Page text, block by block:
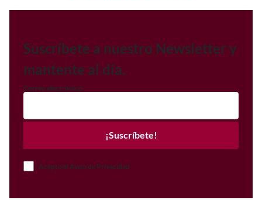
Suscríbete a nuestro Newsletter y
mantente al día.
Correo electrónico
¡Suscríbete!
Acepto el Aviso de Privacidad